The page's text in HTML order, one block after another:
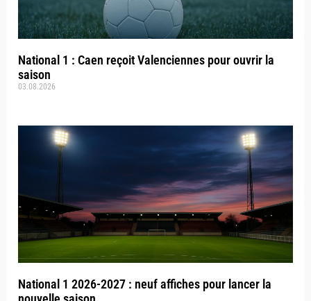
National 1 : Caen reçoit Valenciennes pour ouvrir la
saison
03.08.2026
National 1 2026-2027 : neuf affiches pour lancer la